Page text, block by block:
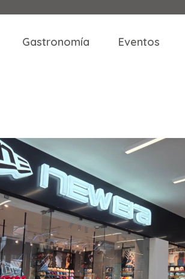
Gastronomía Eventos